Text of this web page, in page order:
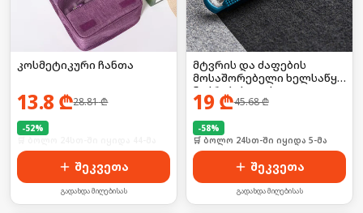
კოსმეტიკური ჩანთა
13.8 ₾28.81₾
-52%
შეკვეთა
გადახდა მიღებისას
მტვრის და ძაფების
მოსაშორებელი ხელსაწყო
ნაჭრებისთვის 2ც
19 ₾45.68₾
-58%
🛒 ბოლო 24სთ-ში იყიდა 5-მა
შეკვეთა
გადახდა მიღებისას